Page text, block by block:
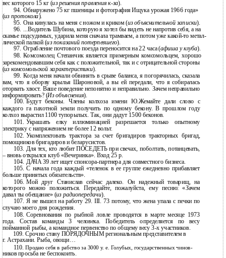
вес которого 15 кг (из решения правленияк-за).
94. Обнаружено 75 кг пшеницы и фотография Ищука урожая 1966 года»
(из протокола).
95. Она кинулась на меня с ножом и криком (из объяснительной записки).
96. ...Водитель Шубина, которую я хотел бы видеть не напротив себя, а на
скамье подсудимых, ударила меня сначала трамваем, а потом уже какой-то метал-
лической палкой (из показаний потерпевшего).
97. Ограбление почтового поезда переносится на 22 часа (афиша у клуба).
98. Комсомолец Степанчик является примерным комсомольцем, хорошо
зарекомендовавшим себя как с положительной, так и с отрицательной стороны
(из комсомольской характеристики).
99. Когда меня начали обвинять в срыве баланса, я погорячилась, сказала
вам, что я оборву крылья Шароновой, а вы ей передали, что я собиралась
оторвать хвост. Ваше поведение непонятно и неправильно. Зачем неправильно
информировать? (Из объяснения).
100. Будут беконы. Члены колхоза имени Ю.Жемайте дали слово с
каждого га пахотной земли получить по одному бекону. В прошлом году
колхоз вырастил 1100 тупорылых. Так, они дадут 1500 беконов.
101.
Украшать елку иллюминацией разрешается только опытному
электрику с напряжением не более 12 вольт.
102. Укомплектовать трактора за счет бригадиров тракторных бригад,
помощников бригадиров и беларусистов.
103. Для тех, кто любит ПОСЕДЕТЬ при свечах, поболтать, потанцевать,
– вновь открылся клуб «Вечеринка». Вход 25 р.
104. ДАЧА 39 лет ищет спонсора-партнера для совместного бизнеса.
105. С начала года каждый «теленок в ее группе ежедневно прибавляет
больше принятых обязательств».
106. Мой друг Станислав сейчас далеко. Он надежный товарищ, на
которого можно положиться. Передайте, пожалуйста, ему песню: «Зачем
давал ты обещание» (из радиопередачи).
107. Я не вышел на работу 29. III. 73 потому, что жена упала с печки по
случаю моего дня рождения.
108. Соревнования по рыбной ловле проводятся в марте месяце 1973
года. Состав команды 3 человека. Победитель определяется по весу
пойманной рыбы, а командное первенство по общему весу3-х участников.
109. Срочно стану ПОРЯДОЧНЫМ региональным представителем в
г. Астрахани. Рыба, овощи…
110. Продаю себя в рабство за 3000 у. е. Голубых, государственных чинов-
ников просьба не беспокоить.